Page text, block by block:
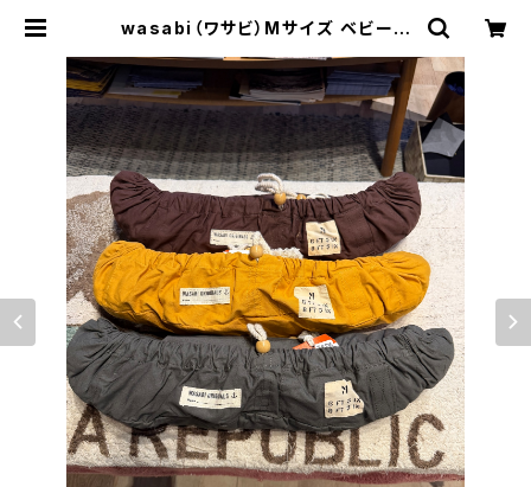
wasabi（ワサビ）Mサイズ ベビーキ
カバー | OCEAN ZONE